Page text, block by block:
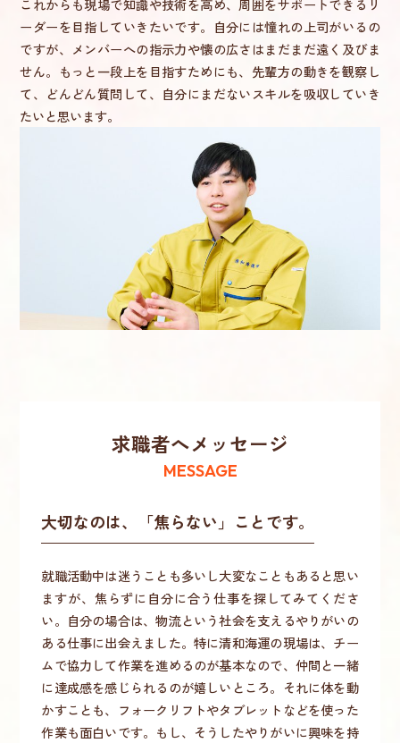
これからも現場で知識や技術を高め、周囲をサポートできるリ
ーダーを目指していきたいです。自分には憧れの上司がいるの
ですが、メンバーへの指示力や懐の広さはまだまだ遠く及びま
せん。もっと一段上を目指すためにも、先輩方の動きを観察し
て、どんどん質問して、自分にまだないスキルを吸収していき
たいと思います。
求職者へメッセージ
MESSAGE
大切なのは、「焦らない」ことです。
就職活動中は迷うことも多いし大変なこともあると思い
ますが、焦らずに自分に合う仕事を探してみてくださ
い。自分の場合は、物流という社会を支えるやりがいの
ある仕事に出会えました。特に清和海運の現場は、チー
ムで協力して作業を進めるのが基本なので、仲間と一緒
に達成感を感じられるのが嬉しいところ。それに体を動
かすことも、フォークリフトやタブレットなどを使った
作業も面白いです。もし、そうしたやりがいに興味を持